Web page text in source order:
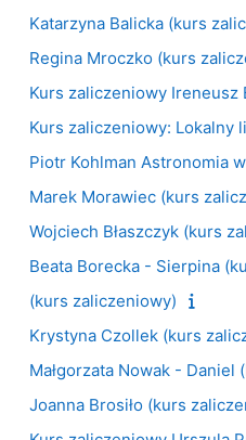
Katarzyna Balicka (kurs
Regina Mroczko (kurs
Kurs zaliczeniowy Ireneusz
Kurs zaliczeniowy: Lokalny
Piotr Kohlman Astronomia
Marek Morawiec (kurs
Wojciech Błaszczyk (kurs
Beata Borecka - Sierpina
(kurs zaliczeniowy)
Krystyna Czollek (kurs
Małgorzata Nowak - Daniel
Joanna Brosiło (kurs